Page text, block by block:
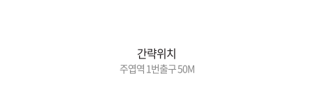
간략위치
주엽역 1번출구 50M